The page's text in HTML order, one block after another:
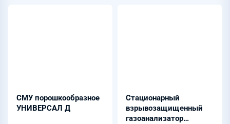
СМУ порошкообразное
УНИВЕРСАЛ Д
Стационарный
взрывозащищенный
газоанализатор